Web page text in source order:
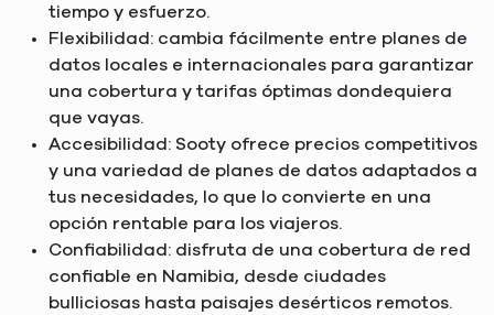
tiempo y esfuerzo.
Flexibilidad: cambia fácilmente entre planes de
datos locales e internacionales para garantizar
una cobertura y tarifas óptimas dondequiera
que vayas.
Accesibilidad: Sooty ofrece precios competitivos
y una variedad de planes de datos adaptados a
tus necesidades, lo que lo convierte en una
opción rentable para los viajeros.
Confiabilidad: disfruta de una cobertura de red
confiable en Namibia, desde ciudades
bulliciosas hasta paisajes desérticos remotos.